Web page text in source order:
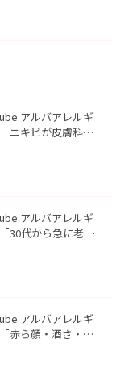
アルバアレルギ
ニキビが皮膚科で
アルバアレルギ
30代から急に老け
アルバアレルギ
赤ら顔・酒さ・ニ